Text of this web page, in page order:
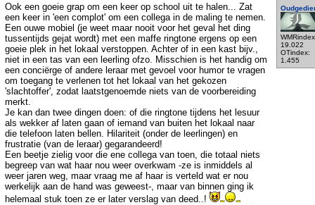
19.022
OTindex:
1.455
Ook een goeie grap om een keer op school uit te halen... Zat
een keer in 'een complot' om een collega in de maling te nemen.
Een ouwe mobiel (je weet maar nooit voor het geval het ding
tussentijds gejat wordt) met een maffe ringtone ergens op een
goeie plek in het lokaal verstoppen. Achter of in een kast bijv.,
niet in een tas van een leerling ofzo. Misschien is het handig om
een conciërge of andere leraar met gevoel voor humor te vragen
om toegang te verlenen tot het lokaal van het gekozen
'slachtoffer', zodat laatstgenoemde niets van de voorbereiding
merkt.
Je kan dan twee dingen doen: of die ringtone tijdens het lesuur
als wekker af laten gaan of iemand van buiten het lokaal naar
die telefoon laten bellen. Hilariteit (onder de leerlingen) en
frustratie (van de leraar) gegarandeerd!
Een beetje zielig voor die ene collega van toen, die totaal niets
begreep van wat haar nou weer overkwam -ze is inmiddels al
weer jaren weg, maar vraag me af haar is verteld wat er nou
werkelijk aan de hand was geweest-, maar van binnen ging ik
helemaal stuk toen ze er later verslag van deed..!